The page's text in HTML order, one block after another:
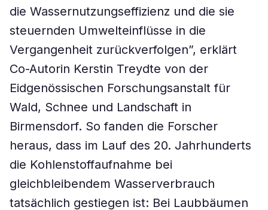
die Wassernutzungseffizienz und die sie
steuernden Umwelteinflüsse in die
Vergangenheit zurückverfolgen”, erklärt
Co-Autorin Kerstin Treydte von der
Eidgenössischen Forschungsanstalt für
Wald, Schnee und Landschaft in
Birmensdorf. So fanden die Forscher
heraus, dass im Lauf des 20. Jahrhunderts
die Kohlenstoffaufnahme bei
gleichbleibendem Wasserverbrauch
tatsächlich gestiegen ist: Bei Laubbäumen